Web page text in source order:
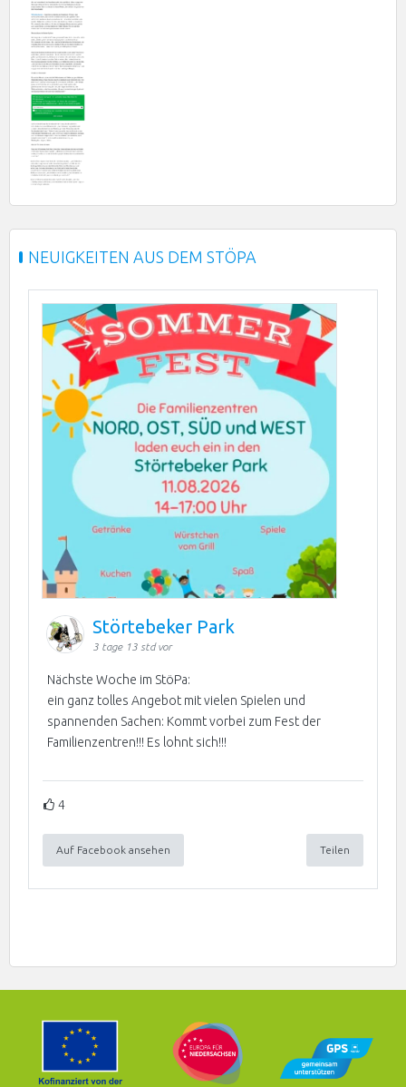
NEUIGKEITEN AUS DEM STÖPA
Störtebeker Park
3 tage 13 std vor
Nächste Woche im StöPa:
ein ganz tolles Angebot mit vielen Spielen und
spannenden Sachen: Kommt vorbei zum Fest der
Familienzentren!!! Es lohnt sich!!!
4
Auf Facebook ansehen Teilen